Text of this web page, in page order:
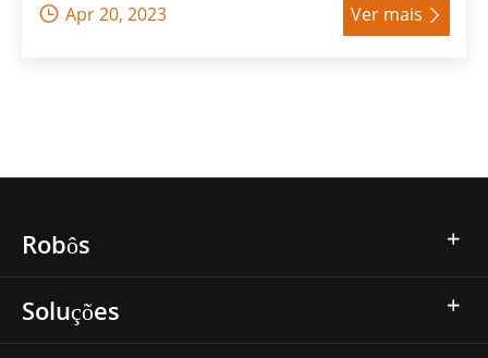
 Apr 20, 2023 Ver mais 
Robôs
Soluções